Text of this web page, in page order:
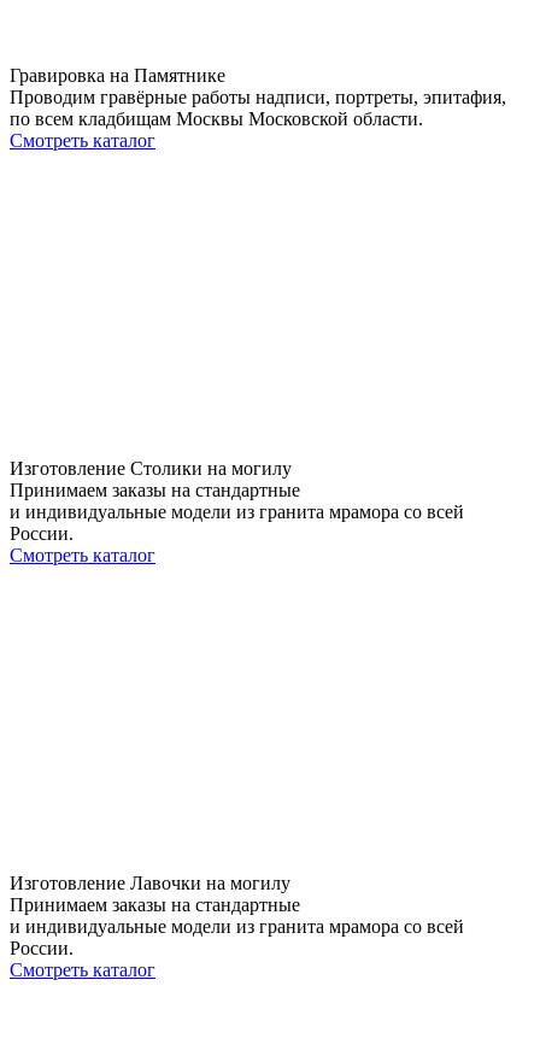
Гравировка на Памятнике
Проводим гравёрные работы надписи, портреты, эпитафия,
по всем кладбищам Москвы Московской области.
Смотреть каталог
Изготовление Столики на могилу
Принимаем заказы на стандартные
и индивидуальные модели из гранита мрамора со всей
России.
Смотреть каталог
Изготовление Лавочки на могилу
Принимаем заказы на стандартные
и индивидуальные модели из гранита мрамора со всей
России.
Смотреть каталог